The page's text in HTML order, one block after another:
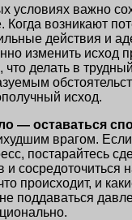
условиях важно
Когда возникают
действия и
изменить исход
что делать в
исход.
— оставаться
врагом.
постарайтесь
и сосредоточиться
происходит, и
поддаваться